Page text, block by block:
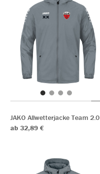
JAKO Allwetterjacke Team 2.0
ab 32,89 €